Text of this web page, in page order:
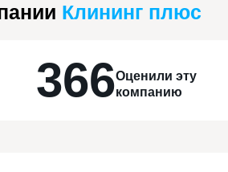
Клининг плюс
366Оценили эту
компанию